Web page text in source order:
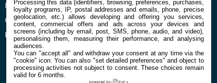
Mentions légales et CGU
Confidentialité et Cookies
Préférences cookies
Contact
Processing this data (identifiers, browsing, preferences, purchases,
loyalty programs, IP, postal addresses and emails, phone, precise
geolocation, etc.) allows developing and offering you services,
content, commercial offers and ads across your devices and
screens (including by email, post, SMS, phone, audio, and video),
personalising them, measuring their performance, and analysing
audiences.
You can "accept all" and withdraw your consent at any time via the
"cookie" icon. You can also "set detailed preferences" and object to
processing activities not subject to consent. These choices remain
valid for 6 months.
powered by